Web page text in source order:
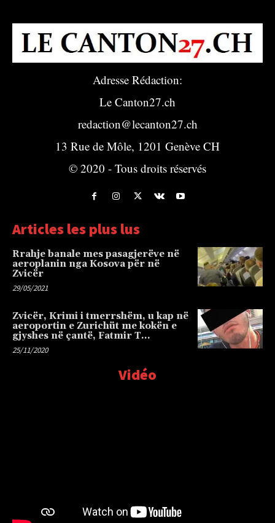
Adresse Rédaction:
Le Canton27.ch
redaction@lecanton27.ch
13 Rue de Môle, 1201 Genève CH
© 2020 - Tous droits réservés
Articles les plus lus
Rrahje banale mes pasagjerëve në
aeroplanin nga Kosova për në
Zvicër
29/05/2021
Zvicër, Krimi i tmerrshëm, u kap në
aeroportin e Zurichüt me kokën e
gjyshes në çantë, Fatmir T…
25/11/2020
Vidéo